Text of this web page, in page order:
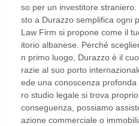
so per un investitore
sto a Durazzo semplifica ogni
Law Firm si propone come il
itorio albanese. Perché
n primo luogo, Durazzo è il
razie al suo porto
ede una conoscenza
ro studio legale si trova
conseguenza, possiamo
azione commerciale o